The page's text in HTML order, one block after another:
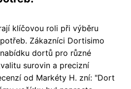
klíčovou roli při výběru
Zákazníci Dortisimo
dortů pro různé
surovin a precizní
od Markéty H. zní: "Dort